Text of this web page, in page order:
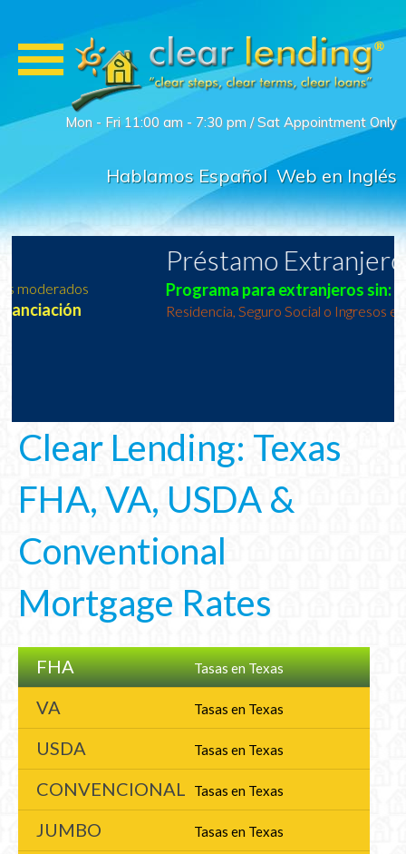
Mon - Fri 11:00 am - 7:30 pm / Sat Appointment Only
Web en Inglés
Hablamos Español
Préstamo Extranjeros:
Programa para extranjeros sin:
Residencia, Seguro Social o Ingresos en EEUU
Clear Lending: Texas
FHA, VA, USDA &
Conventional
Mortgage Rates
FHA Tasas en Texas
VA Tasas en Texas
USDA Tasas en Texas
CONVENCIONAL Tasas en Texas
JUMBO Tasas en Texas